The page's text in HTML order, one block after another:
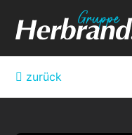
zurück